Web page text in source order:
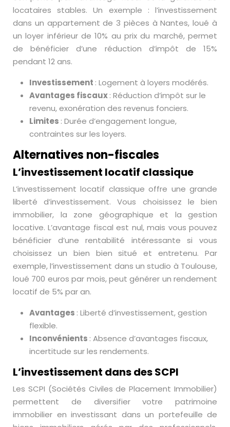
locataires stables. Un exemple : l’investissement
dans un appartement de 3 pièces à Nantes, loué à
un loyer inférieur de 10% au prix du marché, permet
de bénéficier d’une réduction d’impôt de 15%
pendant 12 ans.
Investissement : Logement à loyers modérés.
Avantages fiscaux: Réduction d’impôt sur le
revenu, exonération des revenus fonciers.
Limites : Durée d’engagement longue,
contraintes sur les loyers.
Alternatives non-fiscales
L’investissement locatif classique
L’investissement locatif classique offre une grande
liberté d’investissement. Vous choisissez le bien
immobilier, la zone géographique et la gestion
locative. L’avantage fiscal est nul, mais vous pouvez
bénéficier d’une rentabilité intéressante si vous
choisissez un bien bien situé et entretenu. Par
exemple, l’investissement dans un studio à Toulouse,
loué 700 euros par mois, peut générer un rendement
locatif de 5% par an.
Avantages : Liberté d’investissement, gestion
flexible.
Inconvénients : Absence d’avantages fiscaux,
incertitude sur les rendements.
L’investissement dans des SCPI
Les SCPI (Sociétés Civiles de Placement Immobilier)
permettent de diversifier votre patrimoine
immobilier en investissant dans un portefeuille de